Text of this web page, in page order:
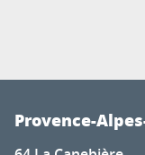
Provence-